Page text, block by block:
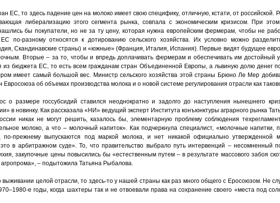
ЕС, то здесь падение цен на молоко имеет свою специфику, отличную, кстати, от российской.
либерализацию этого сегмента рынка, совпала с экономическим кризисом. При
бы покупатели, но не за ту цену, которая нужна европейским фермерам, чтобы не
по-разному относятся к дотированию сельского хозяйства. Их условно можно
Скандинавские страны) и «южные» (Франция, Италия, Испания). Первые видят будущее
Вторые – за то, чтобы и впредь доплачивать фермерам и обеспечивать им достойный
из бюджета ЕС, то есть всем гражданам стран Объединенной Европы, а львиную долю денег
имеет самый большой вес. Министр сельского хозяйства этой страны Брюно Ле Мер
Евросоюза об объемах производства молока и о новой системе регулирования отрасли как
о размере госсубсидий ставился неоднократно и задолго до наступления нынешнего
в новинку. Как рассказала «НИ» ведущий эксперт Института конъюнктуры аграрного рынка
никак не могут решить, казалось бы, элементарную проблему соблюдения
молоко, а что – молочный напиток». Как подчеркнула специалист, «молочные напитки,
по-прежнему выпускаются под маркой молока, и нет никакой официально утвержденной
в арбитражном суде». То, что правительство выбрало путь интервенций – несомненный
закупочные цены повысились бы «естественным путем – в результате массового забоя
– подытожила Татьяна Рыбалова.
выживании целой отрасли, то здесь-то у нашей страны как раз много общего с Еросоюзом. Не
е годы, когда шахтеры так и не отвоевали права на сохранение своего «места под